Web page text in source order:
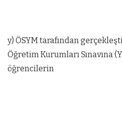
y) ÖSYM tarafından
Öğretim Kurumları Sınavına
öğrencilerin